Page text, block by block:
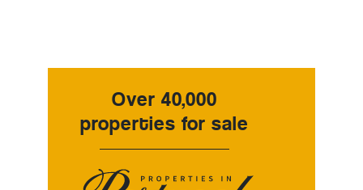
Over 40,000
properties for sale